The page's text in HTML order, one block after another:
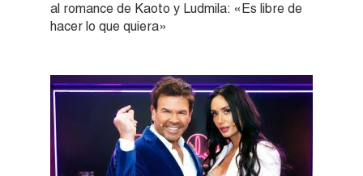
al romance de Kaoto y Ludmila: «Es libre de
hacer lo que quiera»